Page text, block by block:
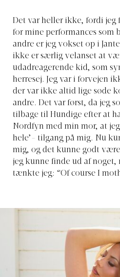
Det var heller ikke, fordi jeg
for mine performances som
andre er jeg vokset op i
ikke er særlig velanset at
udadreagerende kid, som
herresej. Jeg var i forvejen
der var ikke altid lige søde
andre. Det var først, da jeg
tilbage til Hundige efter at
Nordfyn med min mor, at
hele’- tilgang på mig. Nu
mig, og det kunne godt
jeg kunne finde ud af noget,
tænkte jeg: “Of course I